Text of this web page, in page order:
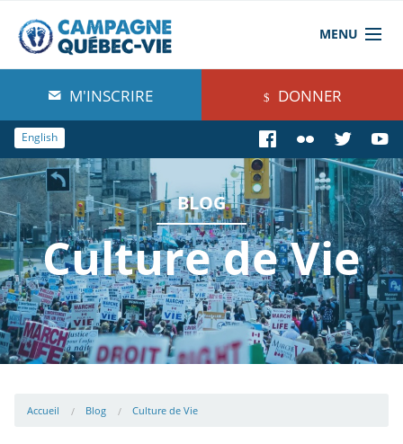
MENU
À propos de nous
Blog
Comprendre
Agir
Boutique
M'INSCRIRE DONNER
English
BLOG
Culture de Vie
Accueil Blog Culture de Vie